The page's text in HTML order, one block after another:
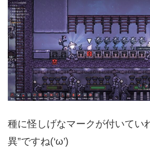
種に怪しげなマークが付いてい
異”ですね(‘ω’)